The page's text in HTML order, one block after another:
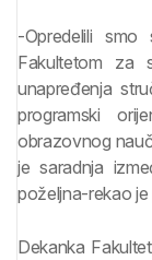
-Opredelili
Fakultetom za
unapređenja
programski
obrazovnog
je saradnja
poželjna-rekao
Dekanka